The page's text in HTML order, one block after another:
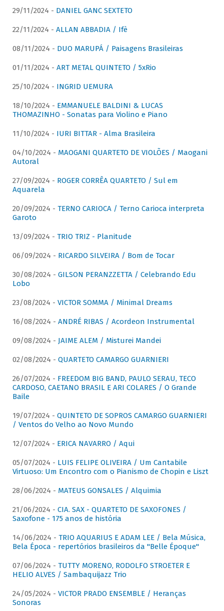
29/11/2024 - DANIEL GANC SEXTETO
22/11/2024 - ALLAN ABBADIA / Ifè
08/11/2024 - DUO MARUPÁ / Paisagens Brasileiras
01/11/2024 - ART METAL QUINTETO / 5xRio
25/10/2024 - INGRID UEMURA
18/10/2024 - EMMANUELE BALDINI & LUCAS
THOMAZINHO - Sonatas para Violino e Piano
11/10/2024 - IURI BITTAR - Alma Brasileira
04/10/2024 - MAOGANI QUARTETO DE VIOLÕES / Maogani
Autoral
27/09/2024 - ROGER CORRÊA QUARTETO / Sul em
Aquarela
20/09/2024 - TERNO CARIOCA / Terno Carioca interpreta
Garoto
13/09/2024 - TRIO TRIZ - Planitude
06/09/2024 - RICARDO SILVEIRA / Bom de Tocar
30/08/2024 - GILSON PERANZZETTA / Celebrando Edu
Lobo
23/08/2024 - VICTOR SOMMA / Minimal Dreams
16/08/2024 - ANDRÉ RIBAS / Acordeon Instrumental
09/08/2024 - JAIME ALEM / Misturei Mandei
02/08/2024 - QUARTETO CAMARGO GUARNIERI
26/07/2024 - FREEDOM BIG BAND, PAULO SERAU, TECO
CARDOSO, CAETANO BRASIL E ARI COLARES / O Grande
Baile
19/07/2024 - QUINTETO DE SOPROS CAMARGO GUARNIERI
/ Ventos do Velho ao Novo Mundo
12/07/2024 - ERICA NAVARRO / Aqui
05/07/2024 - LUIS FELIPE OLIVEIRA / Um Cantabile
Virtuoso: Um Encontro com o Pianismo de Chopin e Liszt
28/06/2024 - MATEUS GONSALES / Alquimia
21/06/2024 - CIA. SAX - QUARTETO DE SAXOFONES /
Saxofone - 175 anos de história
14/06/2024 - TRIO AQUARIUS E ADAM LEE / Bela Música,
Bela Época - repertórios brasileiros da "Belle Époque"
07/06/2024 - TUTTY MORENO, RODOLFO STROETER E
HELIO ALVES / Sambaquijazz Trio
24/05/2024 - VICTOR PRADO ENSEMBLE / Heranças
Sonoras